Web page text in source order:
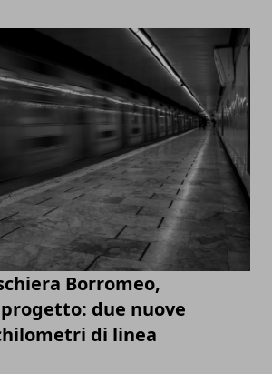
Borromeo,
due nuove
di linea